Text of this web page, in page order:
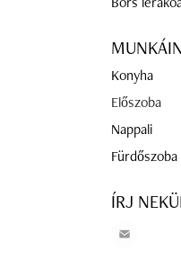
Konyha
Előszoba
Nappali
Fürdőszoba
ÍRJ